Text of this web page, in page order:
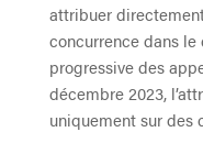
attribuer
concurrence dans le
progressive des
décembre 2023,
uniquement sur des